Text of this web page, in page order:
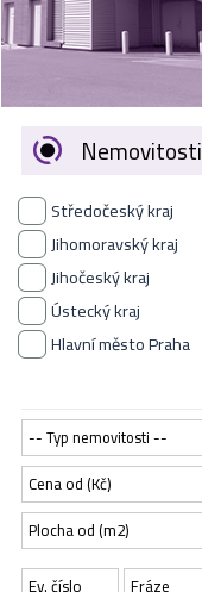
NÁŠ ČASOPIS
KONTAKT
O NÁS
Nemovitosti
Středočeský kraj
Jihomoravský kraj
Jihočeský kraj
Ústecký kraj
Hlavní město Praha
-- Typ nemovitosti --